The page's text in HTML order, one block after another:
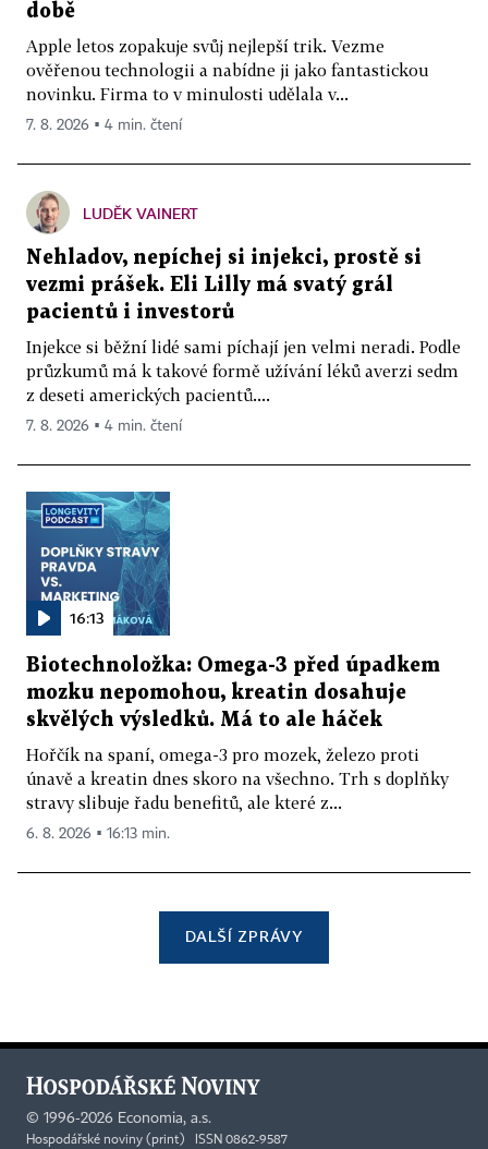
době
Apple letos zopakuje svůj nejlepší trik. Vezme
ověřenou technologii a nabídne ji jako fantastickou
novinku. Firma to v minulosti udělala v...
7. 8. 2026 ▪ 4 min. čtení
LUDĚK VAINERT
Nehladov, nepíchej si injekci, prostě si
vezmi prášek. Eli Lilly má svatý grál
pacientů i investorů
Injekce si běžní lidé sami píchají jen velmi neradi. Podle
průzkumů má k takové formě užívání léků averzi sedm
z deseti amerických pacientů....
7. 8. 2026 ▪ 4 min. čtení
16:13
Biotechnoložka: Omega-3 před úpadkem
mozku nepomohou, kreatin dosahuje
skvělých výsledků. Má to ale háček
Hořčík na spaní, omega-3 pro mozek, železo proti
únavě a kreatin dnes skoro na všechno. Trh s doplňky
stravy slibuje řadu benefitů, ale které z...
6. 8. 2026 ▪ 16:13 min.
DALŠÍ ZPRÁVY
© 1996-2026 Economia, a.s.
Hospodářské noviny (print) ISSN 0862-9587